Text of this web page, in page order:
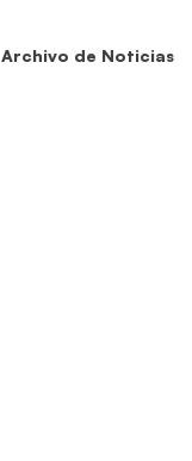
Archivo de Noticias